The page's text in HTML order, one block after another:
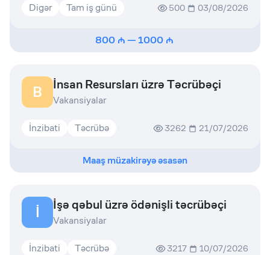
Digər Tam iş günü 500 03/08/2026
800 —1000
B İnsan Resursları üzrə Təcrübəçi
Vakansiyalar
İnzibati Təcrübə 3262 21/07/2026
Maaş müzakirəyə əsasən
İ İşə qəbul üzrə ödənişli təcrübəçi
Vakansiyalar
İnzibati Təcrübə 3217 10/07/2026